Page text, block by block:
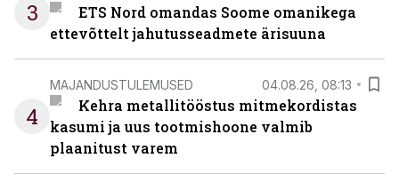
3
ETS Nord omandas Soome omanikega
ettevõttelt jahutusseadmete ärisuuna
4
MAJANDUSTULEMUSED 04.08.26, 08:13
Kehra metallitööstus mitmekordistas
kasumi ja uus tootmishoone valmib
plaanitust varem